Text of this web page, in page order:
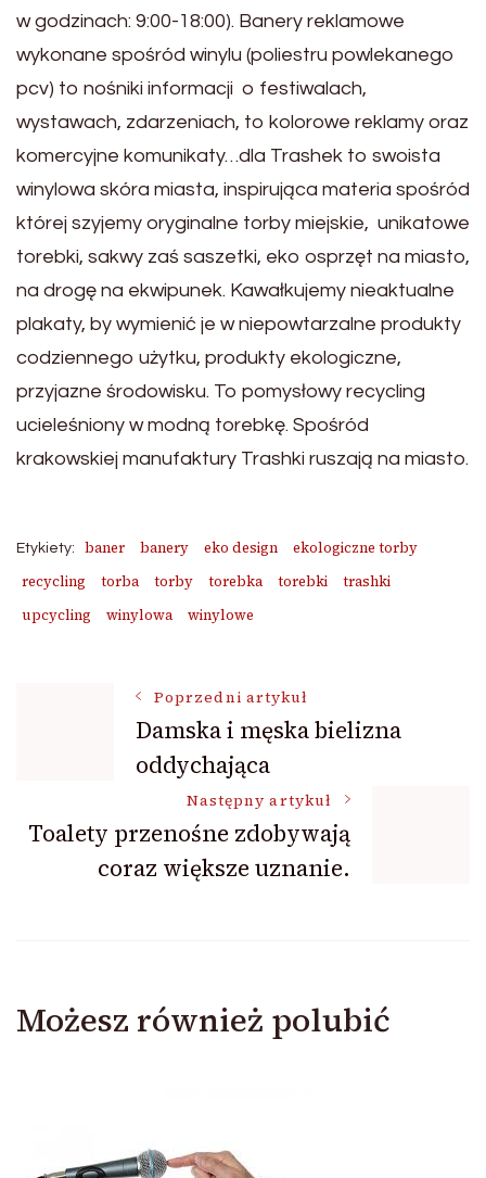
w godzinach: 9:00-18:00). Banery reklamowe
wykonane spośród winylu (poliestru powlekanego
pcv) to nośniki informacji o festiwalach,
wystawach, zdarzeniach, to kolorowe reklamy oraz
komercyjne komunikaty…dla Trashek to swoista
winylowa skóra miasta, inspirująca materia spośród
której szyjemy oryginalne torby miejskie, unikatowe
torebki, sakwy zaś saszetki, eko osprzęt na miasto,
na drogę na ekwipunek. Kawałkujemy nieaktualne
plakaty, by wymienić je w niepowtarzalne produkty
codziennego użytku, produkty ekologiczne,
przyjazne środowisku. To pomysłowy recycling
ucieleśniony w modną torebkę. Spośród
krakowskiej manufaktury Trashki ruszają na miasto.
Etykiety: baner banery eko design
ekologiczne torby
recycling
torba torby torebka torebki
trashki
upcycling
winylowa winylowe
Nawigacja
wpisu
Poprzedni artykuł
Damska i męska bielizna
oddychająca
Następny artykuł
Toalety przenośne zdobywają
coraz większe uznanie.
Możesz również polubić